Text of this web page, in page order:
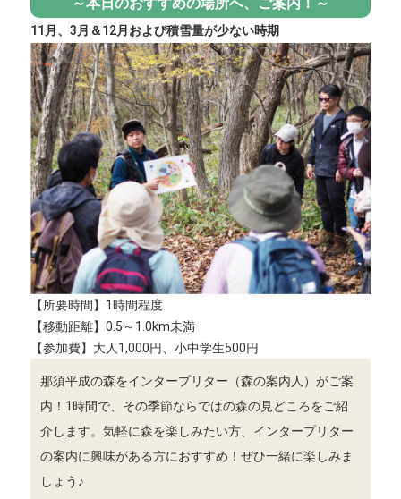
～本日のおすすめの場所へ、ご案内！～
11月、3月＆12月および積雪量が少ない時期
【所要時間】1時間程度
【移動距離】0.5～1.0km未満
【参加費】大人1,000円、小中学生500円
那須平成の森をインタープリター（森の案内人）がご案
内！1時間で、その季節ならではの森の見どころをご紹
介します。気軽に森を楽しみたい方、インタープリター
の案内に興味がある方におすすめ！ぜひ一緒に楽しみま
しょう♪